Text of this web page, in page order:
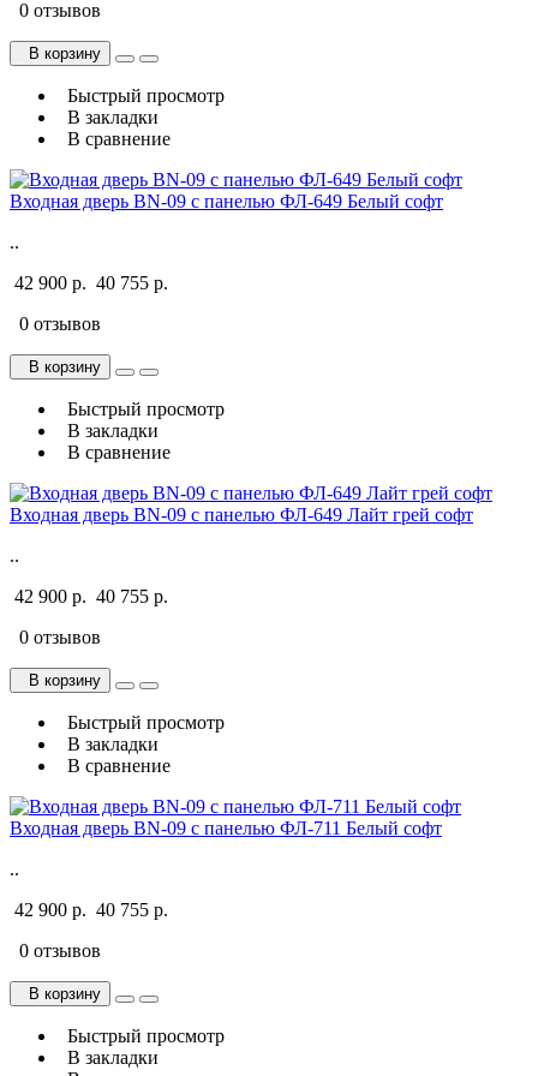
0 отзывов
В корзину
Быстрый просмотр
В закладки
В сравнение
Входная дверь BN-09 с панелью ФЛ-649 Белый софт
..
42 900 р. 40 755 р.
0 отзывов
В корзину
Быстрый просмотр
В закладки
В сравнение
Входная дверь BN-09 с панелью ФЛ-649 Лайт грей софт
..
42 900 р. 40 755 р.
0 отзывов
В корзину
Быстрый просмотр
В закладки
В сравнение
Входная дверь BN-09 с панелью ФЛ-711 Белый софт
..
42 900 р. 40 755 р.
0 отзывов
В корзину
Быстрый просмотр
В закладки